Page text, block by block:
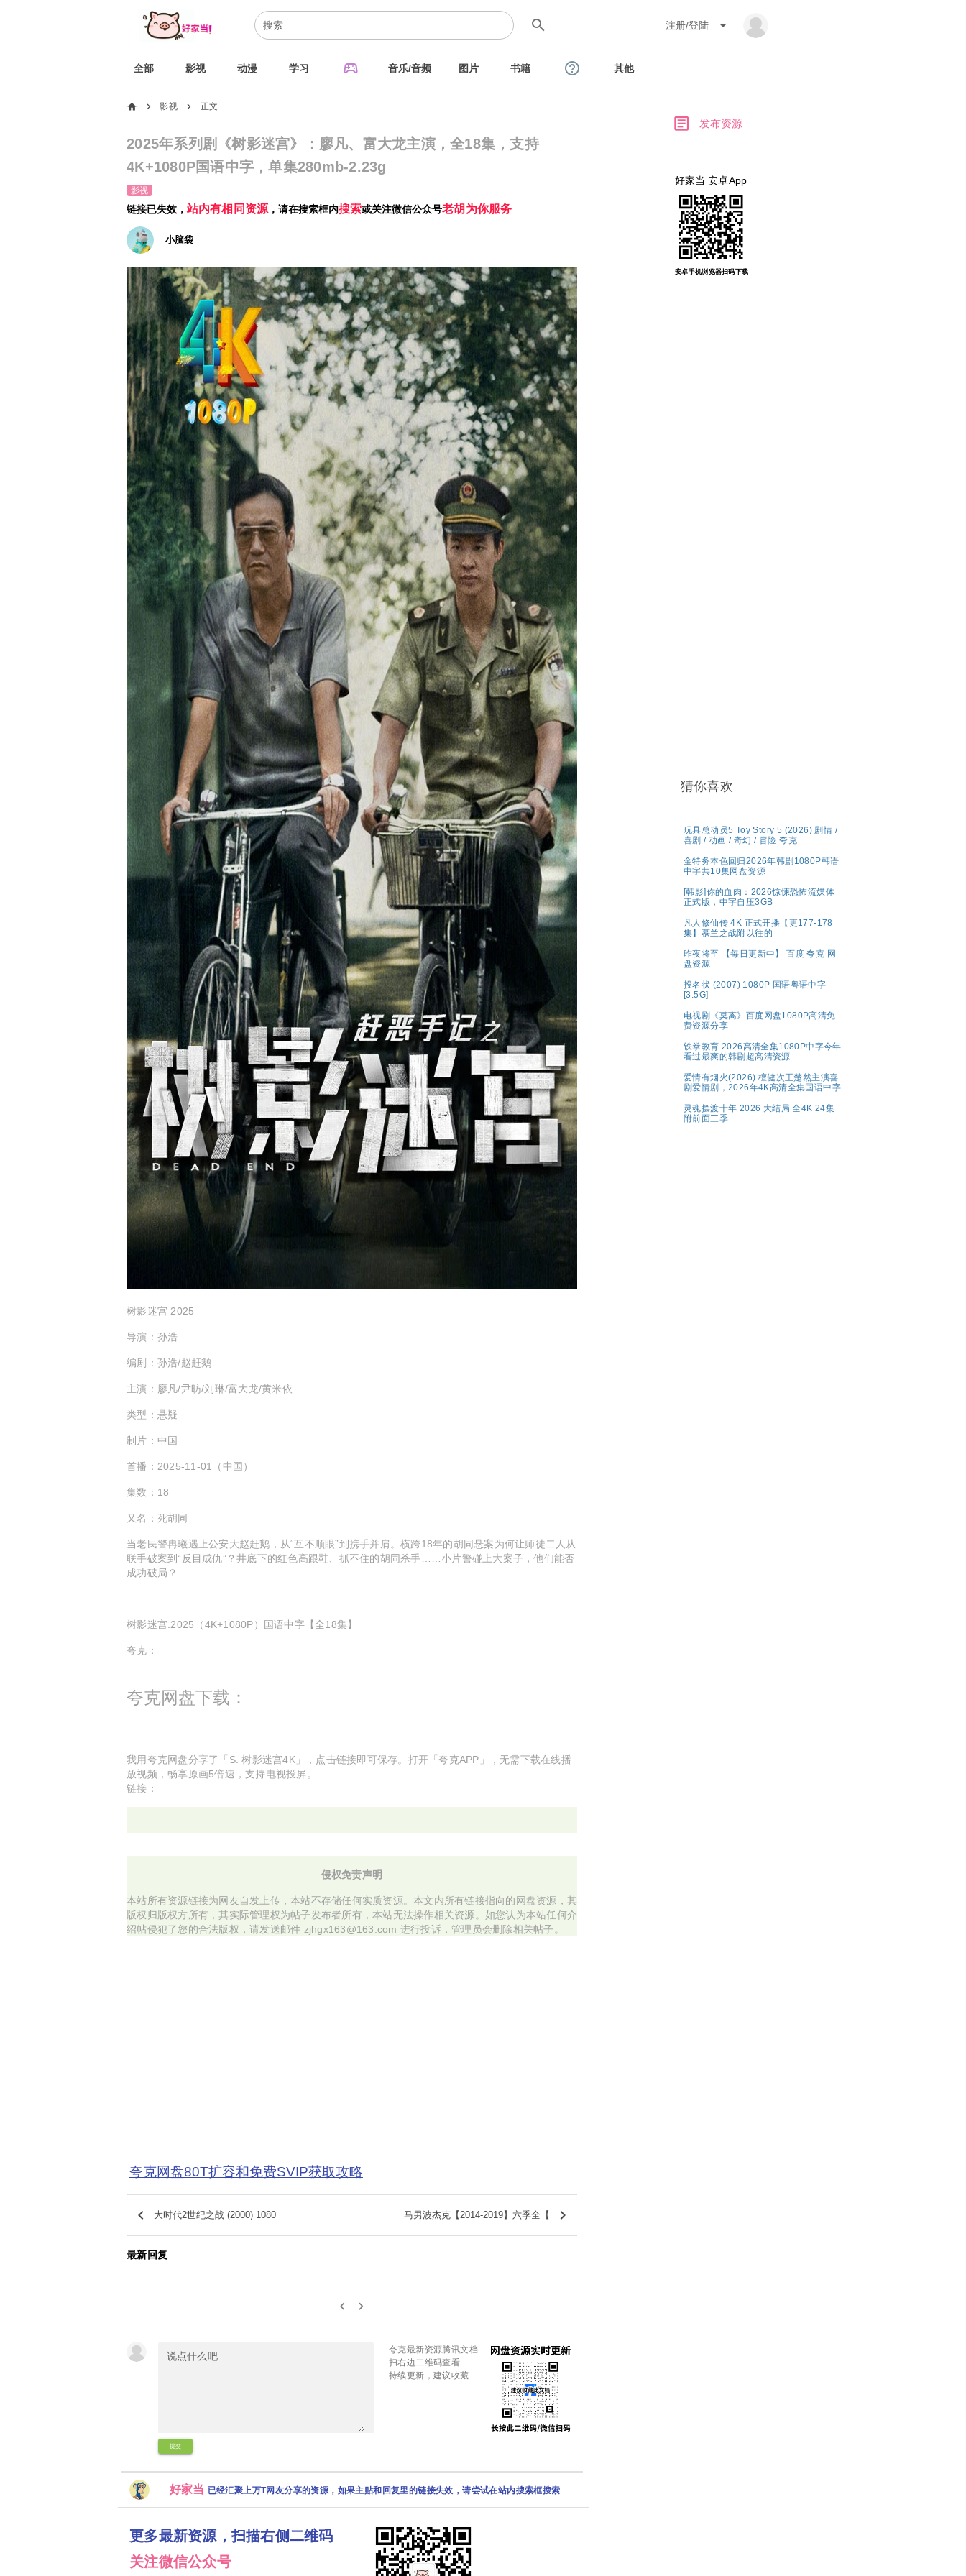
search 注册/登陆 arrow_drop_down
全部 影视 动漫 学习 sports_esports 音乐/音频 图片 书籍 help_outline 其他
home chevron_right 影视 chevron_right 正文
2025年系列剧《树影迷宫》：廖凡、富大龙主演，全18集，支持
4K+1080P国语中字，单集280mb-2.23g
影视
链接已失效，站内有相同资源，请在搜索框内搜索或关注微信公众号老胡为你服务
小脑袋
树影迷宫 2025
导演：孙浩
编剧：孙浩/赵赶鹅
主演：廖凡/尹昉/刘琳/富大龙/黄米依
类型：悬疑
制片：中国
首播：2025-11-01（中国）
集数：18
又名：死胡同
当老民警冉曦遇上公安大赵赶鹅，从“互不顺眼”到携手并肩。横跨18年的胡同悬案为何让师徒二人从
联手破案到“反目成仇”？井底下的红色高跟鞋、抓不住的胡同杀手……小片警碰上大案子，他们能否
成功破局？
树影迷宫.2025（4K+1080P）国语中字【全18集】
夸克：
夸克网盘下载：
我用夸克网盘分享了「S. 树影迷宫4K」，点击链接即可保存。打开「夸克APP」，无需下载在线播
放视频，畅享原画5倍速，支持电视投屏。
链接：
侵权免责声明
本站所有资源链接为网友自发上传，本站不存储任何实质资源。本文内所有链接指向的网盘资源，其
版权归版权方所有，其实际管理权为帖子发布者所有，本站无法操作相关资源。如您认为本站任何介
绍帖侵犯了您的合法版权，请发送邮件 zjhgx163@163.com 进行投诉，管理员会删除相关帖子。
夸克网盘80T扩容和免费SVIP获取攻略
keyboard_arrow_left 大时代2世纪之战 (2000) 1080 马男波杰克【2014-2019】六季全【 keyboard_arrow_right
最新回复
keyboard_arrow_left keyboard_arrow_right
提交
夸克最新资源腾讯文档
扫右边二维码查看
持续更新，建议收藏
好家当 已经汇聚上万T网友分享的资源，如果主贴和回复里的链接失效，请尝试在站内搜索框搜索
更多最新资源，扫描右侧二维码
关注微信公众号
article 发布资源
好家当 安卓App
安卓手机浏览器扫码下载
猜你喜欢
玩具总动员5 Toy Story 5 (2026) 剧情 /
喜剧 / 动画 / 奇幻 / 冒险 夸克
金特务本色回归2026年韩剧1080P韩语
中字共10集网盘资源
[韩影]你的血肉：2026惊悚恐怖流媒体
正式版，中字自压3GB
凡人修仙传 4K 正式开播【更177-178
集】慕兰之战附以往的
昨夜将至 【每日更新中】 百度 夸克 网
盘资源
投名状 (2007) 1080P 国语粤语中字
[3.5G]
电视剧《莫离》百度网盘1080P高清免
费资源分享
铁拳教育 2026高清全集1080P中字今年
看过最爽的韩剧超高清资源
爱情有烟火(2026) 檀健次王楚然主演喜
剧爱情剧，2026年4K高清全集国语中字
灵魂摆渡十年 2026 大结局 全4K 24集
附前面三季